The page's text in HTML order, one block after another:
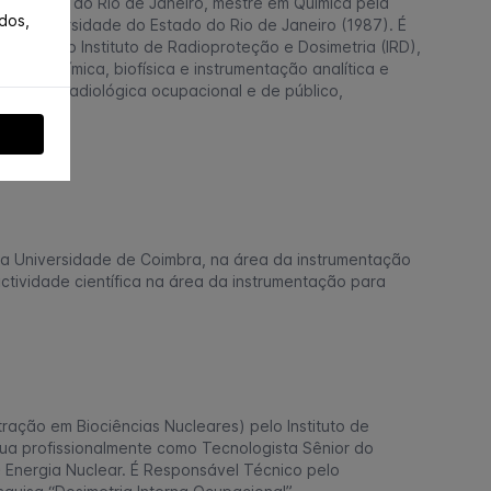
Universidade do Estado do Rio de Janeiro (1987). É
ao Instituto de Radioproteção e Dosimetria (IRD),
em química, biofísica e instrumentação analítica e
radiológica ocupacional e de público,
Universidade de Coimbra, na área da instrumentação
científica na área da instrumentação para
em Biociências Nucleares) pelo Instituto de
profissionalmente como Tecnologista Sênior do
Nuclear. É Responsável Técnico pelo